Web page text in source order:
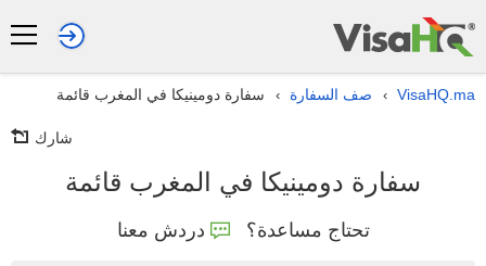
VisaHQ.ma
› صف السفارة › سفارة دومينيكا في المغرب قائمة
شارك
سفارة دومينيكا في المغرب قائمة
تحتاج مساعدة؟ دردش معنا